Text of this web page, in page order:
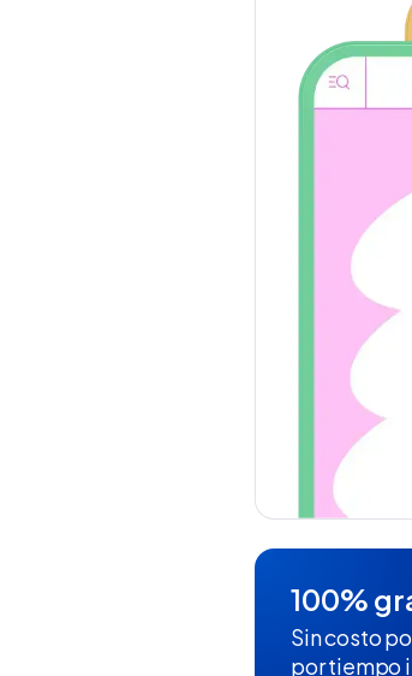
100%
Sin costo
por tiempo